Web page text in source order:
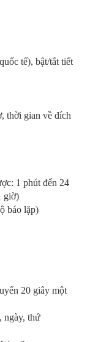
tế), bật/tắt tiết
thời gian về đích
1 phút đến 24
giờ)
báo lặp)
20 giây một
ngày, thứ